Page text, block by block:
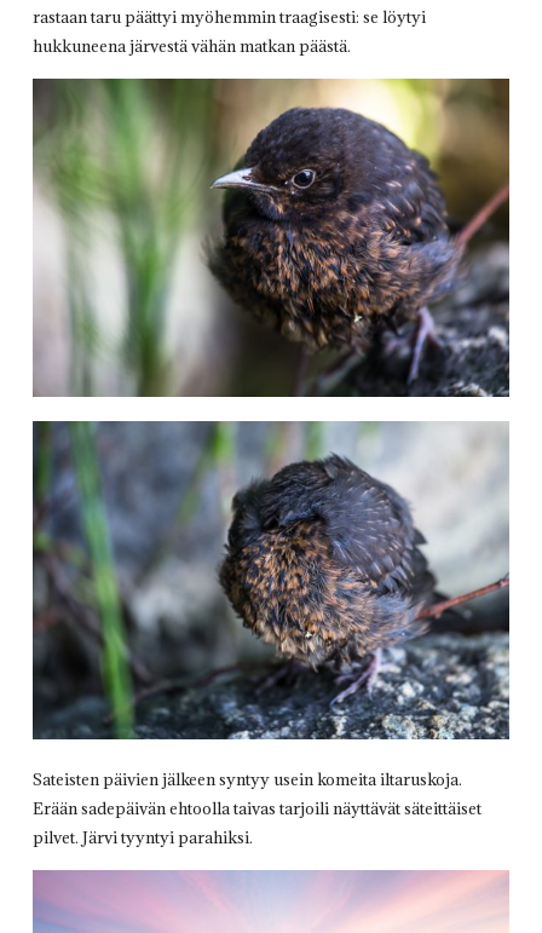
rastaan taru päättyi myöhemmin traagisesti: se löytyi
hukkuneena järvestä vähän matkan päästä.
Sateisten päivien jälkeen syntyy usein komeita iltaruskoja.
Erään sadepäivän ehtoolla taivas tarjoili näyttävät säteittäiset
pilvet. Järvi tyyntyi parahiksi.